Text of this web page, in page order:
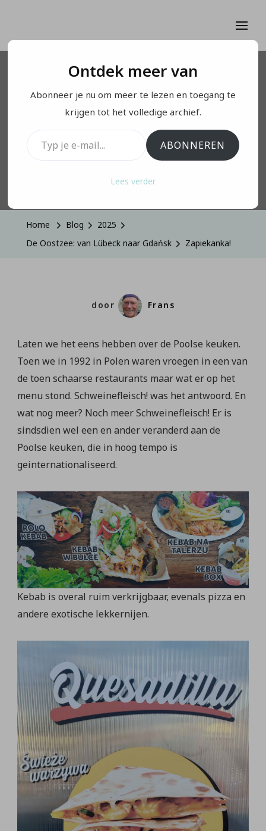
DE OOSTZEE: VAN LÜBECK NAAR GDAŃSK
Zapiekanka!
Home Blog
2025
De Oostzee: van Lübeck naar Gdańsk
Zapiekanka!
door Frans
Laten we het eens hebben over de Poolse keuken.
Toen we in 1992 in Polen waren vroegen in een van
de toen schaarse restaurants maar wat er op het
menu stond. Schweinefleisch! was het antwoord. En
wat nog meer? Noch meer Schweinefleisch! Er is
sindsdien wel een en ander veranderd aan de
Poolse keuken, die in hoog tempo is
geinternationaliseerd.
Kebab is overal ruim verkrijgbaar, evenals pizza en
andere exotische lekkernijen.
Ontdek meer van
Abonneer je nu om meer te lezen en toegang te
krijgen tot het volledige archief.
Typ je e-mail...
ABONNEREN
Lees verder